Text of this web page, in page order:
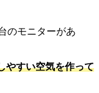
のモニターがあ
やすい空気を作って